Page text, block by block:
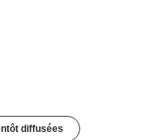
diffusées